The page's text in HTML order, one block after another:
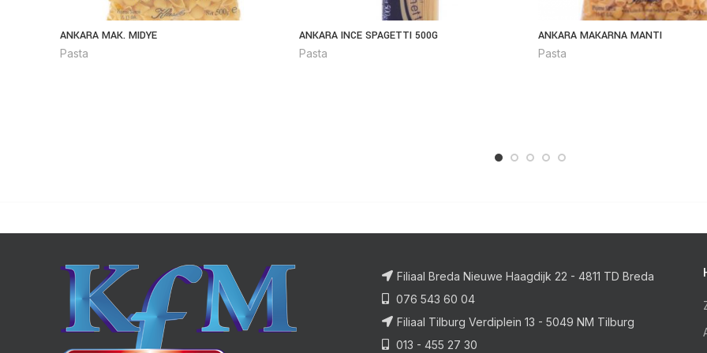
ANKARA MAK. MIDYE
Pasta
ANKARA INCE SPAGETTI 500G
Pasta
ANKARA MAKARNA MANTI
Pasta
Filiaal Breda Nieuwe Haagdijk 22 - 4811 TD Breda
076 543 60 04
Filiaal Tilburg Verdiplein 13 - 5049 NM Tilburg
013 - 455 27 30